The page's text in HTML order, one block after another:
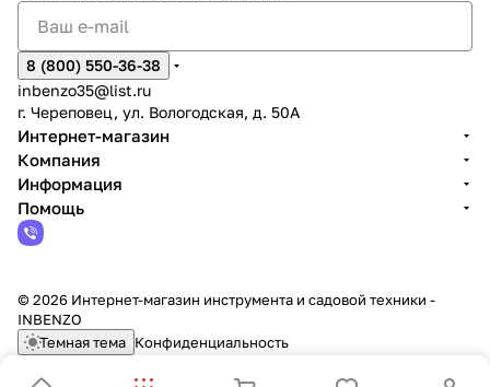
8 (800) 550-36-38
inbenzo35@list.ru
г. Череповец, ул. Вологодская, д. 50А
Интернет-магазин
Компания
Информация
Помощь
© 2026 Интернет-магазин инструмента и садовой техники -
INBENZO
Темная тема Конфиденциальность